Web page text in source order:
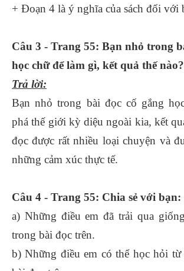
+ Đoạn 4 là ý nghĩa của sách đối với
Câu 3 - Trang 55: Bạn nhỏ trong
học chữ để làm gì, kết quả thế nào?
Trả lời:
Bạn nhỏ trong bài đọc cố gắng
phá thế giới kỳ diệu ngoài kia, kết
đọc được rất nhiều loại chuyện và
những cảm xúc thực tế.
Câu 4 - Trang 55: Chia sẻ với bạn:
a) Những điều em đã trải qua
trong bài đọc trên.
b) Những điều em có thể học hỏi từ